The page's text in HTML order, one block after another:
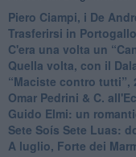
​Piero Ciampi, i De
​Trasferirsi in
​C'era una volta un
Quella volta, con il
​“Maciste contro tutti”,
​Omar Pedrini & C.
Guido Elmi: un
Sete Soís Sete Luas:
​A luglio, Forte dei